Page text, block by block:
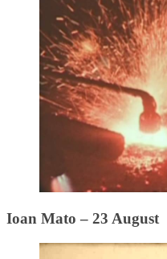
Ioan Mato – 23 August